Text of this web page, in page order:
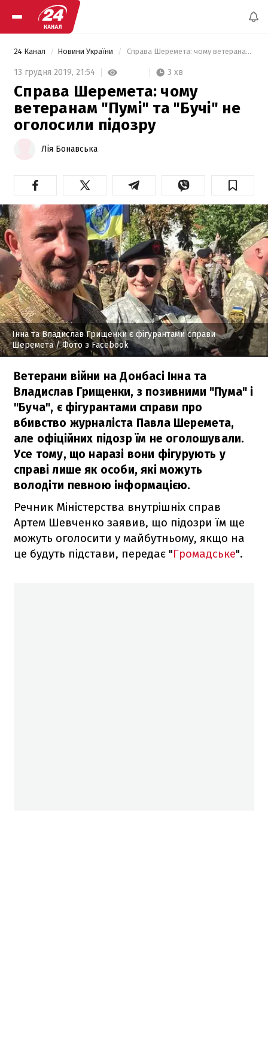
24 Канал Новини України Справа Шеремета: чому ветеранам "Пумі" та "Бучі" не оголосили підозру
13 грудня 2019, 21:54 3 хв
Справа Шеремета: чому
ветеранам "Пумі" та "Бучі" не
оголосили підозру
Лія Бонавська
Інна та Владислав Грищенки є фігурантами справи
Шеремета/ Фото з Facebook
Ветерани війни на Донбасі Інна та
Владислав Грищенки, з позивними "Пума" і
"Буча", є фігурантами справи про
вбивство журналіста Павла Шеремета,
але офіційних підозр їм не оголошували.
Усе тому, що наразі вони фігурують у
справі лише як особи, які можуть
володіти певною інформацією.
Речник Міністерства внутрішніх справ
Артем Шевченко заявив, що підозри їм ще
можуть оголосити у майбутньому, якщо на
це будуть підстави, передає "Громадське".